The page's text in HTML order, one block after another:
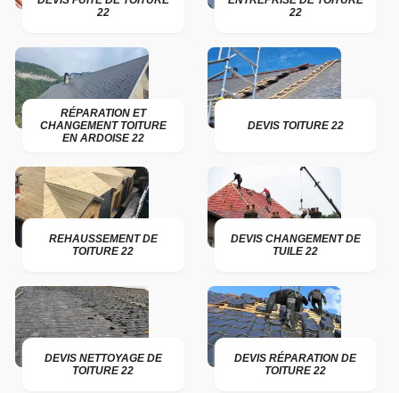
22
22
RÉPARATION ET
CHANGEMENT TOITURE
EN ARDOISE 22
DEVIS TOITURE 22
REHAUSSEMENT DE
TOITURE 22
DEVIS CHANGEMENT DE
TUILE 22
DEVIS NETTOYAGE DE
TOITURE 22
DEVIS RÉPARATION DE
TOITURE 22